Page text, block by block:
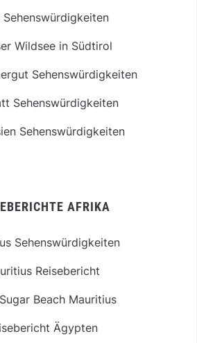
Sehenswürdigkeiten
Wildsee in Südtirol
Sehenswürdigkeiten
Sehenswürdigkeiten
Sehenswürdigkeiten
AFRIKA
Sehenswürdigkeiten
Reisebericht
Beach Mauritius
Ägypten